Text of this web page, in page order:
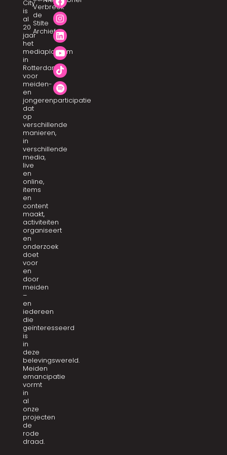
City
is
al
20
jaar
het
mediaplatform
in
Rotterdam
voor
meiden-
en
jongerenparticipatie
dat
op
verschillende
manieren,
in
verschillende
media,
live
en
online,
items
en
content
maakt,
activiteiten
organiseert
en
onderzoek
doet
voor
en
door
meiden
–
en
iedereen
die
geïnteresseerd
is
in
deze
belevingswereld.
Meiden
emancipatie
vormt
in
al
onze
projecten
de
rode
draad.
Verbreek
de
Stilte
Archief